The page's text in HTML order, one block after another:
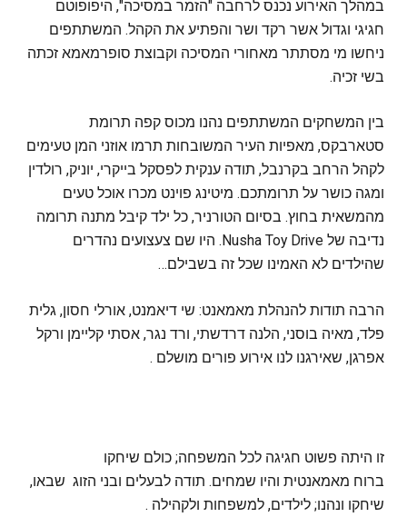
במהלך האירוע נכנס לרחבה "הזמר במסיכה", היפופוטם
חגיגי וגדול אשר רקד ושר והפתיע את הקהל. המשתתפים
ניחשו מי מסתתר מאחורי המסיכה וקבוצת סופרמאמא זכתה
בשי זכיה.
בין המשחקים המשתתפים נהנו מכוס קפה תרומת
סטארבקס, מאפיות העיר המשובחות תרמו אוזני המן טעימים
לקהל הרחב בקרנבל, תודה ענקית לפסקל בייקרי, יוניק, רולדין
ומגה כושר על תרומתכם. מיטינג פוינט מכרו אוכל טעים
מהמשאית בחוץ. בסיום הטורניר, כל ילד קיבל מתנה תרומה
נדיבה של Nusha Toy Drive. היו שם צעצועים נהדרים
שהילדים לא האמינו שכל זה בשבילם…
הרבה תודות להנהלת מאמאנט: שי דיאמנט, אורלי חסון, גלית
פלד, מאיה בוסני, הלנה דרדשתי, ורד נגר, אסתי קליימן ורקל
אפרגן, שאירגנו לנו אירוע פורים מושלם .
זו היתה פשוט חגיגה לכל המשפחה; כולם שיחקו
ברוח מאמאנטית והיו שמחים. תודה לבעלים ובני הזוג שבאו,
שיחקו ונהנו; לילדים, למשפחות ולקהילה .